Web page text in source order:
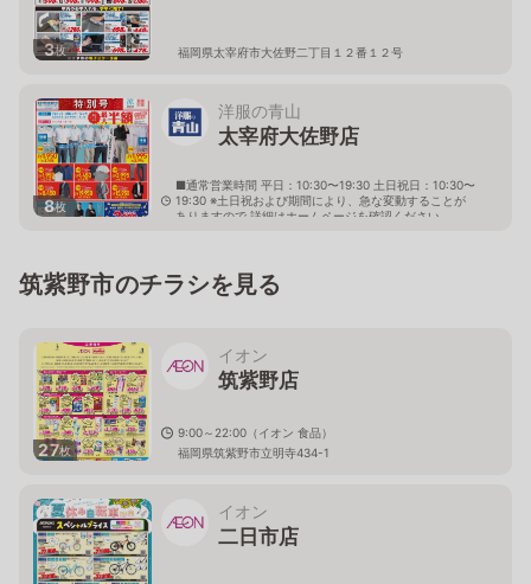
3枚 福岡県太宰府市大佐野二丁目１２番１２号
8枚
洋服の青山
太宰府大佐野店
■通常営業時間 平日：10:30〜19:30 土日祝日：10:30〜
19:30 ※土日祝および期間により、急な変動することが
ありますので 詳細はホームページを確認ください
筑紫野市のチラシを見る
27枚
イオン
筑紫野店
9:00～22:00（イオン 食品）
福岡県筑紫野市立明寺434-1
イオン
二日市店